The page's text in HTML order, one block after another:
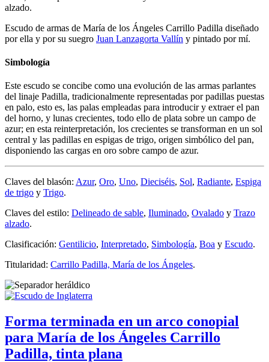
alzado.
Escudo de armas de María de los Ángeles Carrillo Padilla diseñado
por ella y por su suegro Juan Lanzagorta Vallín y pintado por mí.
Simbología
Este escudo se concibe como una evolución de las armas parlantes
del linaje Padilla, tradicionalmente representadas por padillas puestas
en palo, esto es, las palas empleadas para introducir y extraer el pan
del horno, y lunas crecientes, todo ello de plata sobre un campo de
azur; en esta reinterpretación, los crecientes se transforman en un sol
central y las padillas en espigas de trigo, origen simbólico del pan,
disponiendo las cargas en oro sobre campo de azur.
Claves del blasón: Azur, Oro, Uno, Dieciséis, Sol, Radiante, Espiga
de trigo y Trigo.
Claves del estilo: Delineado de sable, Iluminado, Ovalado y Trazo
alzado.
Clasificación: Gentilicio, Interpretado, Simbología, Boa y Escudo.
Titularidad: Carrillo Padilla, María de los Ángeles.
Forma terminada en un arco conopial
para María de los Ángeles Carrillo
Padilla, tinta plana